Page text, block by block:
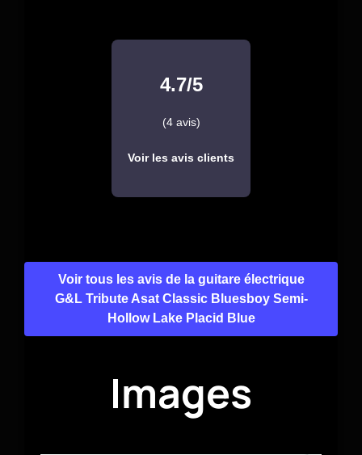
4.7/5
(4 avis)
Voir les avis clients
Voir tous les avis de la guitare électrique
G&L Tribute Asat Classic Bluesboy Semi-
Hollow Lake Placid Blue
Images